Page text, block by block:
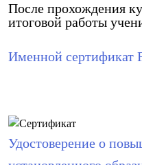
После прохождения
итоговой работы
Именной сертификат
Удостоверение о